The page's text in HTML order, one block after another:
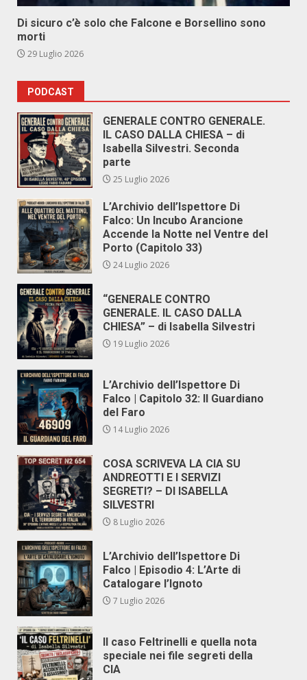
Di sicuro c’è solo che Falcone e Borsellino sono
morti
29 Luglio 2026
PODCAST
GENERALE CONTRO GENERALE.
IL CASO DALLA CHIESA – di
Isabella Silvestri. Seconda
parte
25 Luglio 2026
L’Archivio dell’Ispettore Di
Falco: Un Incubo Arancione
Accende la Notte nel Ventre del
Porto (Capitolo 33)
24 Luglio 2026
“GENERALE CONTRO
GENERALE. IL CASO DALLA
CHIESA” – di Isabella Silvestri
19 Luglio 2026
L’Archivio dell’Ispettore Di
Falco | Capitolo 32: Il Guardiano
del Faro
14 Luglio 2026
COSA SCRIVEVA LA CIA SU
ANDREOTTI E I SERVIZI
SEGRETI? – DI ISABELLA
SILVESTRI
8 Luglio 2026
L’Archivio dell’Ispettore Di
Falco | Episodio 4: L’Arte di
Catalogare l’Ignoto
7 Luglio 2026
Il caso Feltrinelli e quella nota
speciale nei file segreti della
CIA